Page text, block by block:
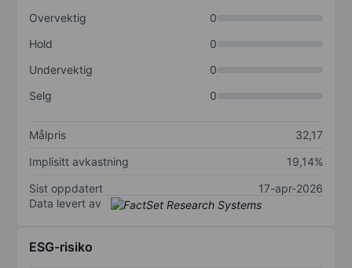
Overvektig
0
Hold
0
Undervektig
0
Selg
0
Målpris
32,17
Implisitt avkastning
19,14%
Sist oppdatert
17-apr-2026
Data levert av
ESG-risiko